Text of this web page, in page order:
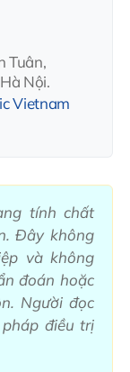
Tuân,
Nội.
Vietnam
tính chất
Đây không
và không
đoán hoặc
Người đọc
điều trị